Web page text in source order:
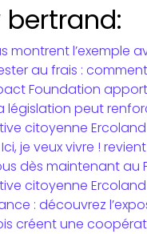
bertrand:
montrent l’exemple
au frais :
Foundation
législation peut
citoyenne
Ici, je veux vivre !
dès maintenant au
citoyenne
: découvrez
créent une